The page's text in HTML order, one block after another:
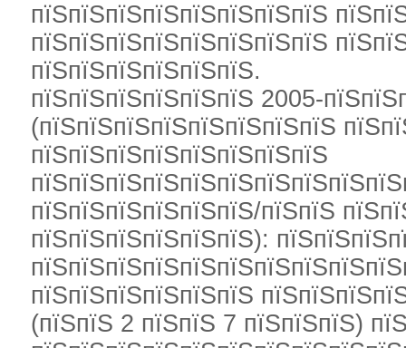
пїЅпїЅпїЅпїЅпїЅпїЅпїЅпїЅ
пїЅпїЅпїЅпїЅпїЅпїЅпїЅпїЅ
пїЅпїЅпїЅпїЅпїЅпїЅ.
пїЅпїЅпїЅпїЅпїЅпїЅ 2005-
(пїЅпїЅпїЅпїЅпїЅпїЅпїЅпїЅ
пїЅпїЅпїЅпїЅпїЅпїЅпїЅпїЅ
пїЅпїЅпїЅпїЅпїЅпїЅ/пїЅпїЅ
пїЅпїЅпїЅпїЅпїЅпїЅ):
пїЅпїЅпїЅпїЅпїЅпїЅ
(пїЅпїЅ 2 пїЅпїЅ 7 пїЅпїЅпїЅ)